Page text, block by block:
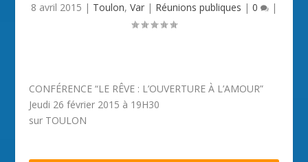
8 avril 2015 | Toulon, Var | Réunions publiques | 0 |
CONFÉRENCE “LE RÊVE : L’OUVERTURE À L’AMOUR”
Jeudi 26 février 2015 à 19H30
sur TOULON